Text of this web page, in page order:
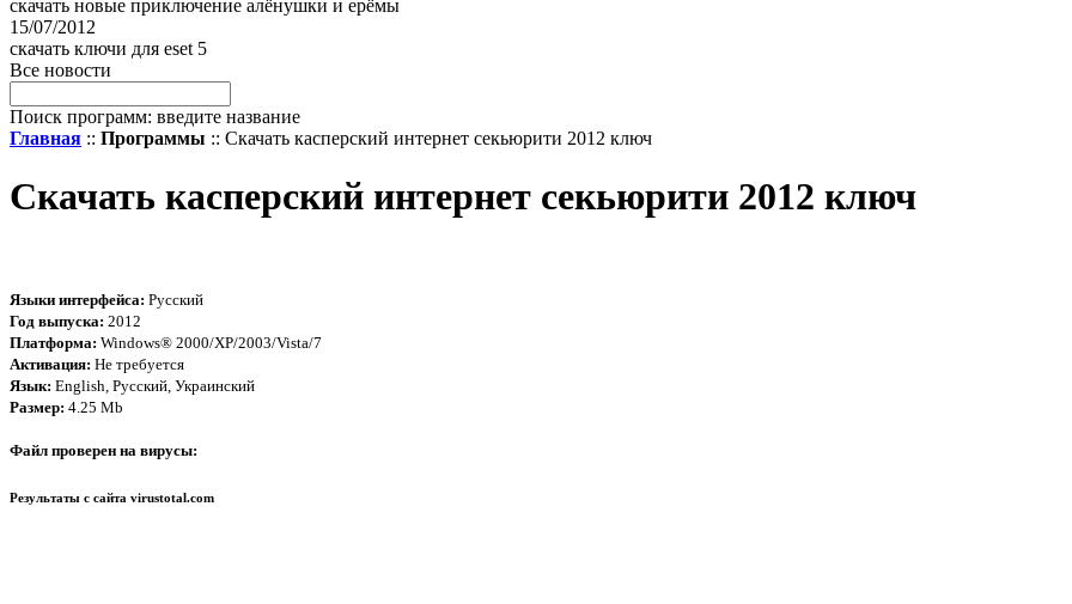
скачать новые приключение алёнушки и ерёмы
15/07/2012
скачать ключи для eset 5
Все новости
Поиск программ: введите название
Главная :: Программы :: Скачать касперский интернет секьюрити 2012 ключ
Скачать касперский интернет секьюрити 2012 ключ
Языки интерфейса: Русский
Год выпуска: 2012
Платформа: Windows® 2000/XP/2003/Vista/7
Активация: Не требуется
Язык: English, Русский, Украинский
Размер: 4.25 Mb
Файл проверен на вирусы:
Результаты с сайта virustotal.com